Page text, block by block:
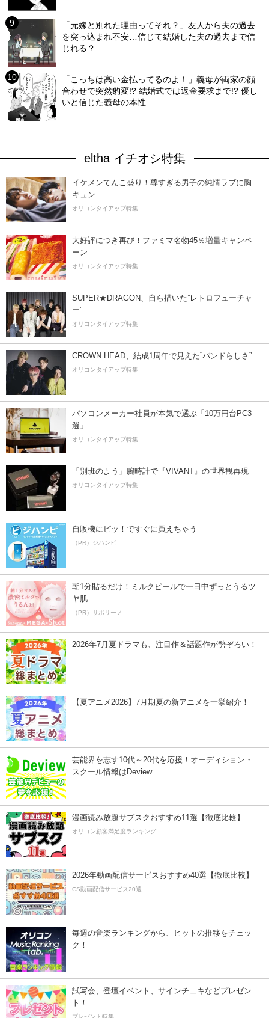
「元嫁と別れた理由ってそれ？」友人から夫の過去
を突っ込まれ不安…信じて結婚した夫の過去まで信
じれる？
「こっちは高い金払ってるのよ！」義母が両家の顔
合わせで突然豹変!? 結婚式では返金要求まで!? 優し
いと信じた義母の本性
eltha イチオシ特集
イケメンてんこ盛り！尊すぎる男子の純情ラブに胸
キュン
オリコンタイアップ特集
大好評につき再び！ファミマ名物45％増量キャンペ
ーン
オリコンタイアップ特集
SUPER★DRAGON、自ら描いた”レトロフューチャ
ー”
オリコンタイアップ特集
CROWN HEAD、結成1周年で見えた”バンドらしさ”
オリコンタイアップ特集
パソコンメーカー社員が本気で選ぶ「10万円台PC3
選」
オリコンタイアップ特集
「別班のよう」腕時計で『VIVANT』の世界観再現
オリコンタイアップ特集
自販機にピッ！ですぐに買えちゃう
（PR）ジハンピ
朝1分貼るだけ！ミルクピールで一日中ずっとうるツ
ヤ肌
（PR）サボリーノ
2026年7月夏ドラマも、注目作＆話題作が勢ぞろい！
【夏アニメ2026】7月期夏の新アニメを一挙紹介！
芸能界を志す10代～20代を応援！オーディション・
スクール情報はDeview
漫画読み放題サブスクおすすめ11選【徹底比較】
オリコン顧客満足度ランキング
2026年動画配信サービスおすすめ40選【徹底比較】
CS動画配信サービス20選
毎週の音楽ランキングから、ヒットの推移をチェッ
ク！
試写会、登壇イベント、サインチェキなどプレゼン
ト！
プレゼント特集